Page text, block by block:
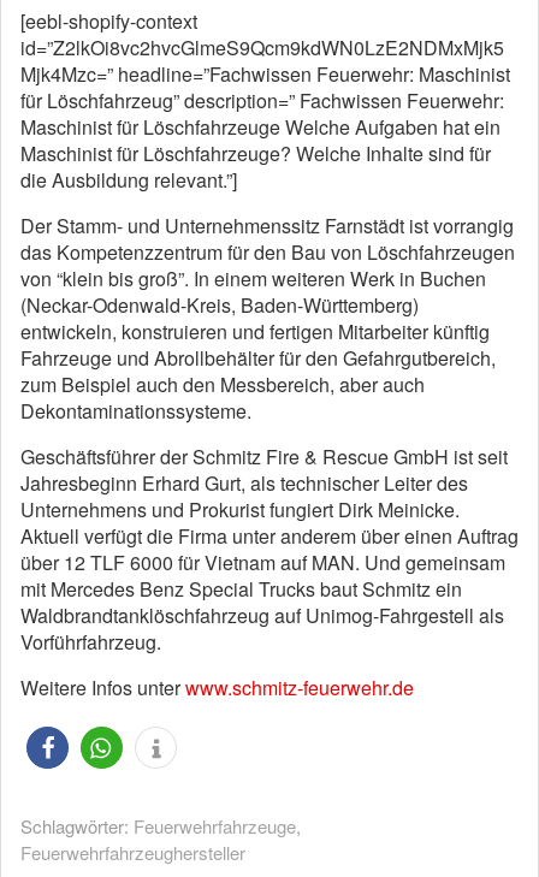
[eebl-shopify-context
id=”Z2lkOi8vc2hvcGlmeS9Qcm9kdWN0LzE2NDMxMjk5
Mjk4Mzc=” headline=”Fachwissen Feuerwehr: Maschinist
für Löschfahrzeug” description=” Fachwissen Feuerwehr:
Maschinist für Löschfahrzeuge Welche Aufgaben hat ein
Maschinist für Löschfahrzeuge? Welche Inhalte sind für
die Ausbildung relevant.”]
Der Stamm- und Unternehmenssitz Farnstädt ist vorrangig
das Kompetenzzentrum für den Bau von Löschfahrzeugen
von “klein bis groß”. In einem weiteren Werk in Buchen
(Neckar-Odenwald-Kreis, Baden-Württemberg)
entwickeln, konstruieren und fertigen Mitarbeiter künftig
Fahrzeuge und Abrollbehälter für den Gefahrgutbereich,
zum Beispiel auch den Messbereich, aber auch
Dekontaminationssysteme.
Geschäftsführer der Schmitz Fire & Rescue GmbH ist seit
Jahresbeginn Erhard Gurt, als technischer Leiter des
Unternehmens und Prokurist fungiert Dirk Meinicke.
Aktuell verfügt die Firma unter anderem über einen Auftrag
über 12 TLF 6000 für Vietnam auf MAN. Und gemeinsam
mit Mercedes Benz Special Trucks baut Schmitz ein
Waldbrandtanklöschfahrzeug auf Unimog-Fahrgestell als
Vorführfahrzeug.
Weitere Infos unterwww.schmitz-feuerwehr.de
Schlagwörter: Feuerwehrfahrzeuge,
Feuerwehrfahrzeughersteller